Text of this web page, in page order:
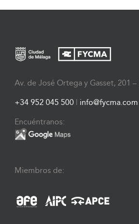
Av. de José Ortega y Gasset, 201
+34 952 045 500 | info@fycma.com
Encuéntranos:
Miembros de: